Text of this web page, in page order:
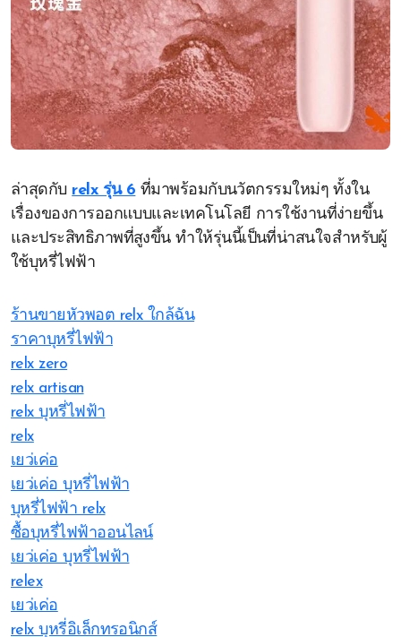
ล่าสุดกับ relx รุ่น 6 ที่มาพร้อมกับนวัตกรรมใหม่ๆ ทั้งใน
เรื่องของการออกแบบและเทคโนโลยี การใช้งานที่ง่ายขึ้น
และประสิทธิภาพที่สูงขึ้น ทำให้รุ่นนี้เป็นที่น่าสนใจสำหรับผู้
ใช้บุหรี่ไฟฟ้า
ร้านขายหัวพอต relx ใกล้ฉัน
ราคาบุหรี่ไฟฟ้า
relx zero
relx artisan
relx บุหรี่ไฟฟ้า
relx
เยว่เค่อ
เยว่เค่อ บุหรี่ไฟฟ้า
บุหรี่ไฟฟ้า relx
ซื้อบุหรี่ไฟฟ้าออนไลน์
เยว่เค่อ บุหรี่ไฟฟ้า
relex
เยว่เค่อ
relx บุหรี่อิเล็กทรอนิกส์